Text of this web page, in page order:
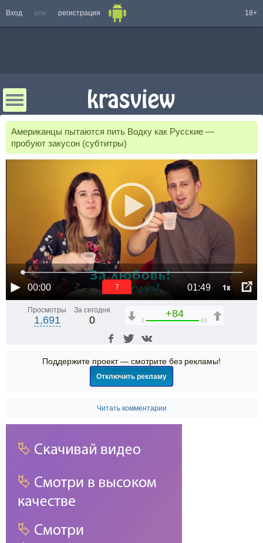
Вход или регистрация 18+
Американцы пытаются пить Водку как Русские —
пробуют закусон (субтитры)
00:00 01:49 1x
6
Просмотры
1,691
За сегодня
0
+84
2 86
Поддержите проект — смотрите без рекламы!
Отключить рекламу
Читать комментарии